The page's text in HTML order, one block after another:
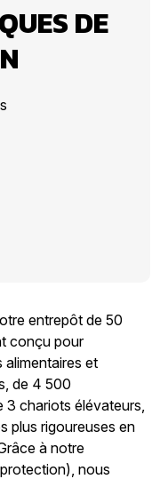
DE
entrepôt de 50
conçu pour
alimentaires et
de 4 500
chariots élévateurs,
plus rigoureuses en
à notre
nous